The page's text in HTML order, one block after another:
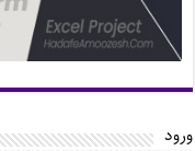
ورود